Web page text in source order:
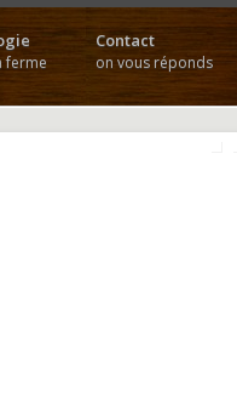
ferme
Contact
on vous réponds